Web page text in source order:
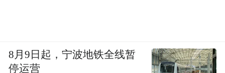
8月9日起，宁波地铁全线暂
停运营